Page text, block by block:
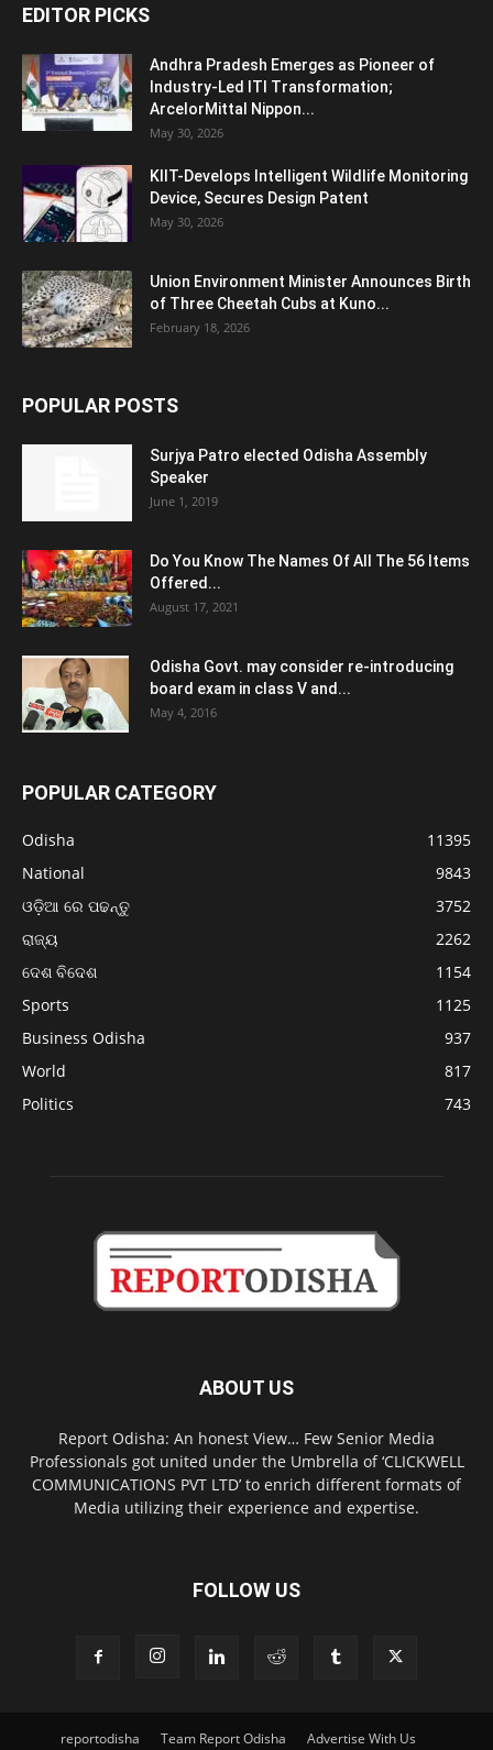
EDITOR PICKS
Andhra Pradesh Emerges as Pioneer of
Industry-Led ITI Transformation;
ArcelorMittal Nippon...
May 30, 2026
KIIT-Develops Intelligent Wildlife Monitoring
Device, Secures Design Patent
May 30, 2026
Union Environment Minister Announces Birth
of Three Cheetah Cubs at Kuno...
February 18, 2026
POPULAR POSTS
Surjya Patro elected Odisha Assembly
Speaker
June 1, 2019
Do You Know The Names Of All The 56 Items
Offered...
August 17, 2021
Odisha Govt. may consider re-introducing
board exam in class V and...
May 4, 2016
POPULAR CATEGORY
Odisha
11395
National
9843
ଓଡ଼ିଆ ରେ ପଢନ୍ତୁ
3752
ରାଜ୍ୟ
2262
ଦେଶ ବିଦେଶ
1154
Sports
1125
Business Odisha
937
World
817
Politics
743
ABOUT US
Report Odisha: An honest View… Few Senior Media
Professionals got united under the Umbrella of ‘CLICKWELL
COMMUNICATIONS PVT LTD’ to enrich different formats of
Media utilizing their experience and expertise.
FOLLOW US
reportodisha Team Report Odisha Advertise With Us